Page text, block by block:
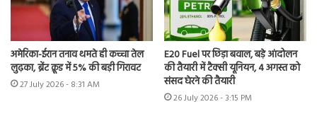
अमेरिका-ईरान तनाव थमते ही कच्चा तेल
लुढ़का, ब्रेंट क्रूड में 5% की बड़ी गिरावट
27 July 2026 - 8:31 AM
E20 Fuel पर छिड़ा बवाल, बड़े आंदोलन
की तैयारी में टैक्सी यूनियन, 4 अगस्त को
संसद घेरने की तैयारी
26 July 2026 - 3:15 PM